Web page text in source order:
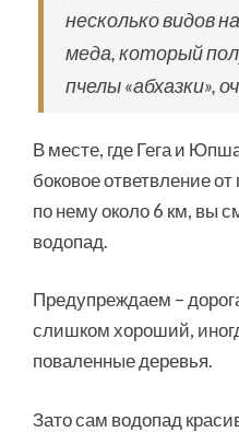
несколько видов
меда, который
пчелы «абхазки»,
В месте, где Гега и
боковое ответвление
по нему около 6 км, вы
водопад.
Предупреждаем –
слишком хороший,
поваленные деревья.
Зато сам водопад